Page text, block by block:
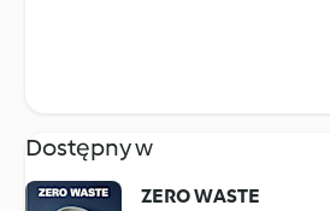
Dostępny w
ZERO WASTE